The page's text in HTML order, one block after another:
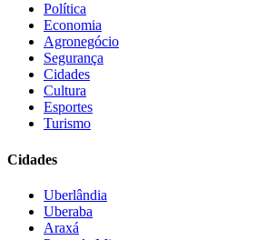
Política
Economia
Agronegócio
Segurança
Cidades
Cultura
Esportes
Turismo
Cidades
Uberlândia
Uberaba
Araxá